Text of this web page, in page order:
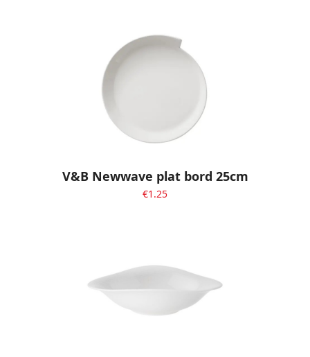
V&B Newwave plat bord 25cm
€1.25